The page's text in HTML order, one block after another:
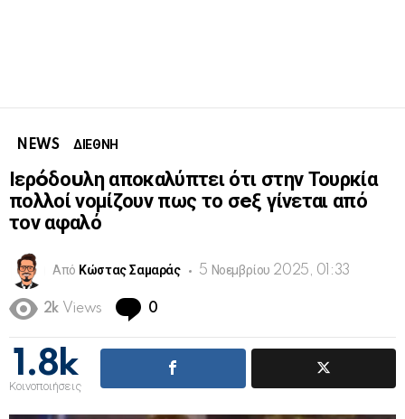
NEWS ΔΙΕΘΝΗ
Ιερóδοuλη αποκαλύπτει ότι στην Τουρκία
πολλοί νομίζουν πως το σeξ γίνεται από
τον αφαλό
Από Κώστας Σαμαράς 5 Νοεμβρίου 2025, 01:33
2k Views 0
1.8k
Κοινοποιήσεις